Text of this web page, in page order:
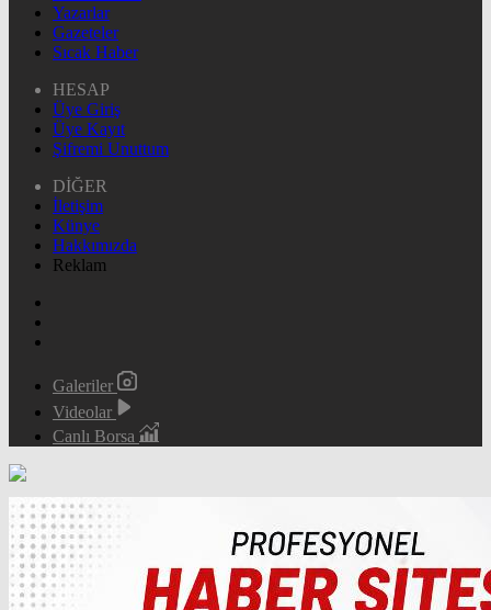
Yazarlar
Gazeteler
Sıcak Haber
HESAP
Üye Giriş
Üye Kayıt
Şifremi Unuttum
DİĞER
İletişim
Künye
Hakkımızda
Reklam
Galeriler
Videolar
Canlı Borsa